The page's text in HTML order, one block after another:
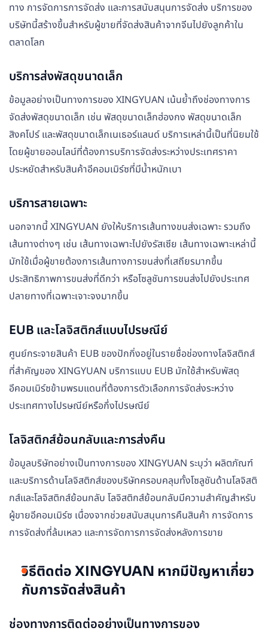
ทาง การจัดการการจัดส่ง และการสนับสนุนการจัดส่ง บริการของ
บริษัทนี้สร้างขึ้นสำหรับผู้ขายที่จัดส่งสินค้าจากจีนไปยังลูกค้าใน
ตลาดโลก
บริการส่งพัสดุขนาดเล็ก
ข้อมูลอย่างเป็นทางการของ XINGYUAN เน้นย้ำถึงช่องทางการ
จัดส่งพัสดุขนาดเล็ก เช่น พัสดุขนาดเล็กฮ่องกง พัสดุขนาดเล็ก
สิงคโปร์ และพัสดุขนาดเล็กเนเธอร์แลนด์ บริการเหล่านี้เป็นที่นิยมใช้
โดยผู้ขายออนไลน์ที่ต้องการบริการจัดส่งระหว่างประเทศราคา
ประหยัดสำหรับสินค้าอีคอมเมิร์ซที่มีน้ำหนักเบา
บริการสายเฉพาะ
นอกจากนี้ XINGYUAN ยังให้บริการเส้นทางขนส่งเฉพาะ รวมถึง
เส้นทางต่างๆ เช่น เส้นทางเฉพาะไปยังรัสเซีย เส้นทางเฉพาะเหล่านี้
มักใช้เมื่อผู้ขายต้องการเส้นทางการขนส่งที่เสถียรมากขึ้น
ประสิทธิภาพการขนส่งที่ดีกว่า หรือโซลูชันการขนส่งไปยังประเทศ
ปลายทางที่เฉพาะเจาะจงมากขึ้น
EUB และโลจิสติกส์แบบไปรษณีย์
ศูนย์กระจายสินค้า EUB ของปักกิ่งอยู่ในรายชื่อช่องทางโลจิสติกส์
ที่สำคัญของ XINGYUAN บริการแบบ EUB มักใช้สำหรับพัสดุ
อีคอมเมิร์ซข้ามพรมแดนที่ต้องการตัวเลือกการจัดส่งระหว่าง
ประเทศทางไปรษณีย์หรือกึ่งไปรษณีย์
โลจิสติกส์ย้อนกลับและการส่งคืน
ข้อมูลบริษัทอย่างเป็นทางการของ XINGYUAN ระบุว่า ผลิตภัณฑ์
และบริการด้านโลจิสติกส์ของบริษัทครอบคลุมทั้งโซลูชันด้านโลจิสติ
กส์และโลจิสติกส์ย้อนกลับ โลจิสติกส์ย้อนกลับมีความสำคัญสำหรับ
ผู้ขายอีคอมเมิร์ซ เนื่องจากช่วยสนับสนุนการคืนสินค้า การจัดการ
การจัดส่งที่ล้มเหลว และการจัดการการจัดส่งหลังการขาย
วิธีติดต่อ XINGYUAN หากมีปัญหาเกี่ยว
กับการจัดส่งสินค้า
ช่องทางการติดต่ออย่างเป็นทางการของ